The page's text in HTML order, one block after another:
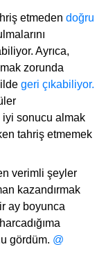
etmeden doğru
Ayrıca,
zorunda
geri çıkabiliyor.
iyi sonucu almak
tahriş etmemek
verimli şeyler
kazandırmak
ay boyunca
gördüm. @